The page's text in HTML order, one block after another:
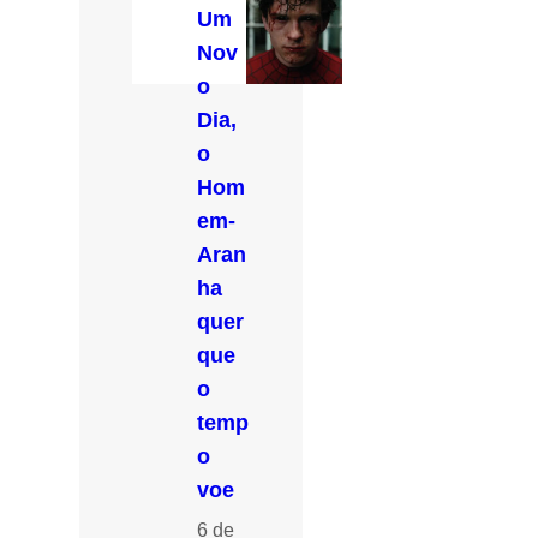
Um
Nov
o
Dia,
o
Hom
em-
Aran
ha
quer
que
o
temp
o
voe
6 de